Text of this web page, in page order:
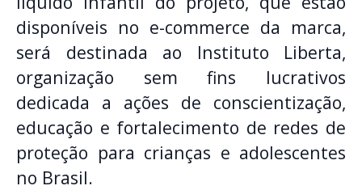
disponíveis no e-commerce da marca,
será destinada ao Instituto Liberta,
organização sem fins lucrativos
dedicada a ações de conscientização,
educação e fortalecimento de redes de
proteção para crianças e adolescentes
no Brasil.